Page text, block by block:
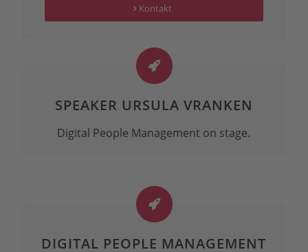
Kontakt
SPEAKER URSULA VRANKEN
Digital People Management on stage.
DIGITAL PEOPLE MANAGEMENT